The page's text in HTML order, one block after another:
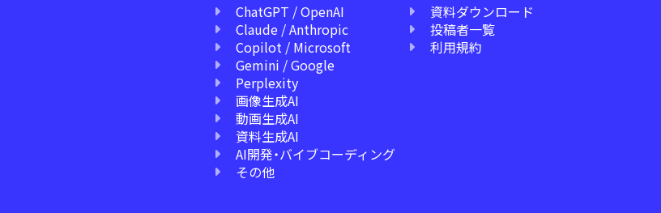
ChatGPT / OpenAI
Claude / Anthropic
Copilot / Microsoft
Gemini / Google
Perplexity
画像生成AI
動画生成AI
資料生成AI
AI開発・バイブコーディング
その他
資料ダウンロード
投稿者一覧
利用規約